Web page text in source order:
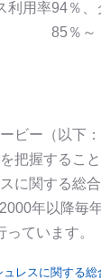
利用率94％
85％～
ビー（以下
把握するこ
に関する総
年以降毎
ています。
レスに関する